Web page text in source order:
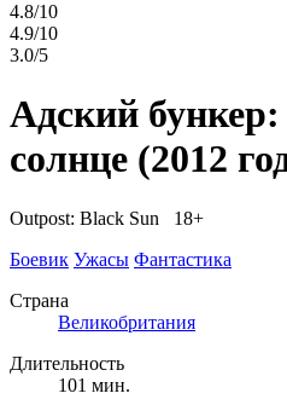
4.8/10
4.9/10
3.0/5
Адский
солнце (2012
Outpost: Black Sun 18+
Боевик Ужасы Фантастика
Страна
Великобритания
Длительность
101 мин.